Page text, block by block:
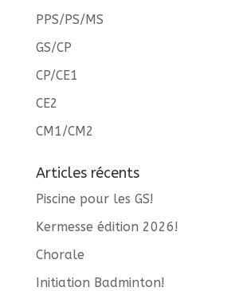
PPS/PS/MS
GS/CP
CP/CE1
CE2
CM1/CM2
Articles récents
Piscine pour les GS!
Kermesse édition 2026!
Chorale
Initiation Badminton!